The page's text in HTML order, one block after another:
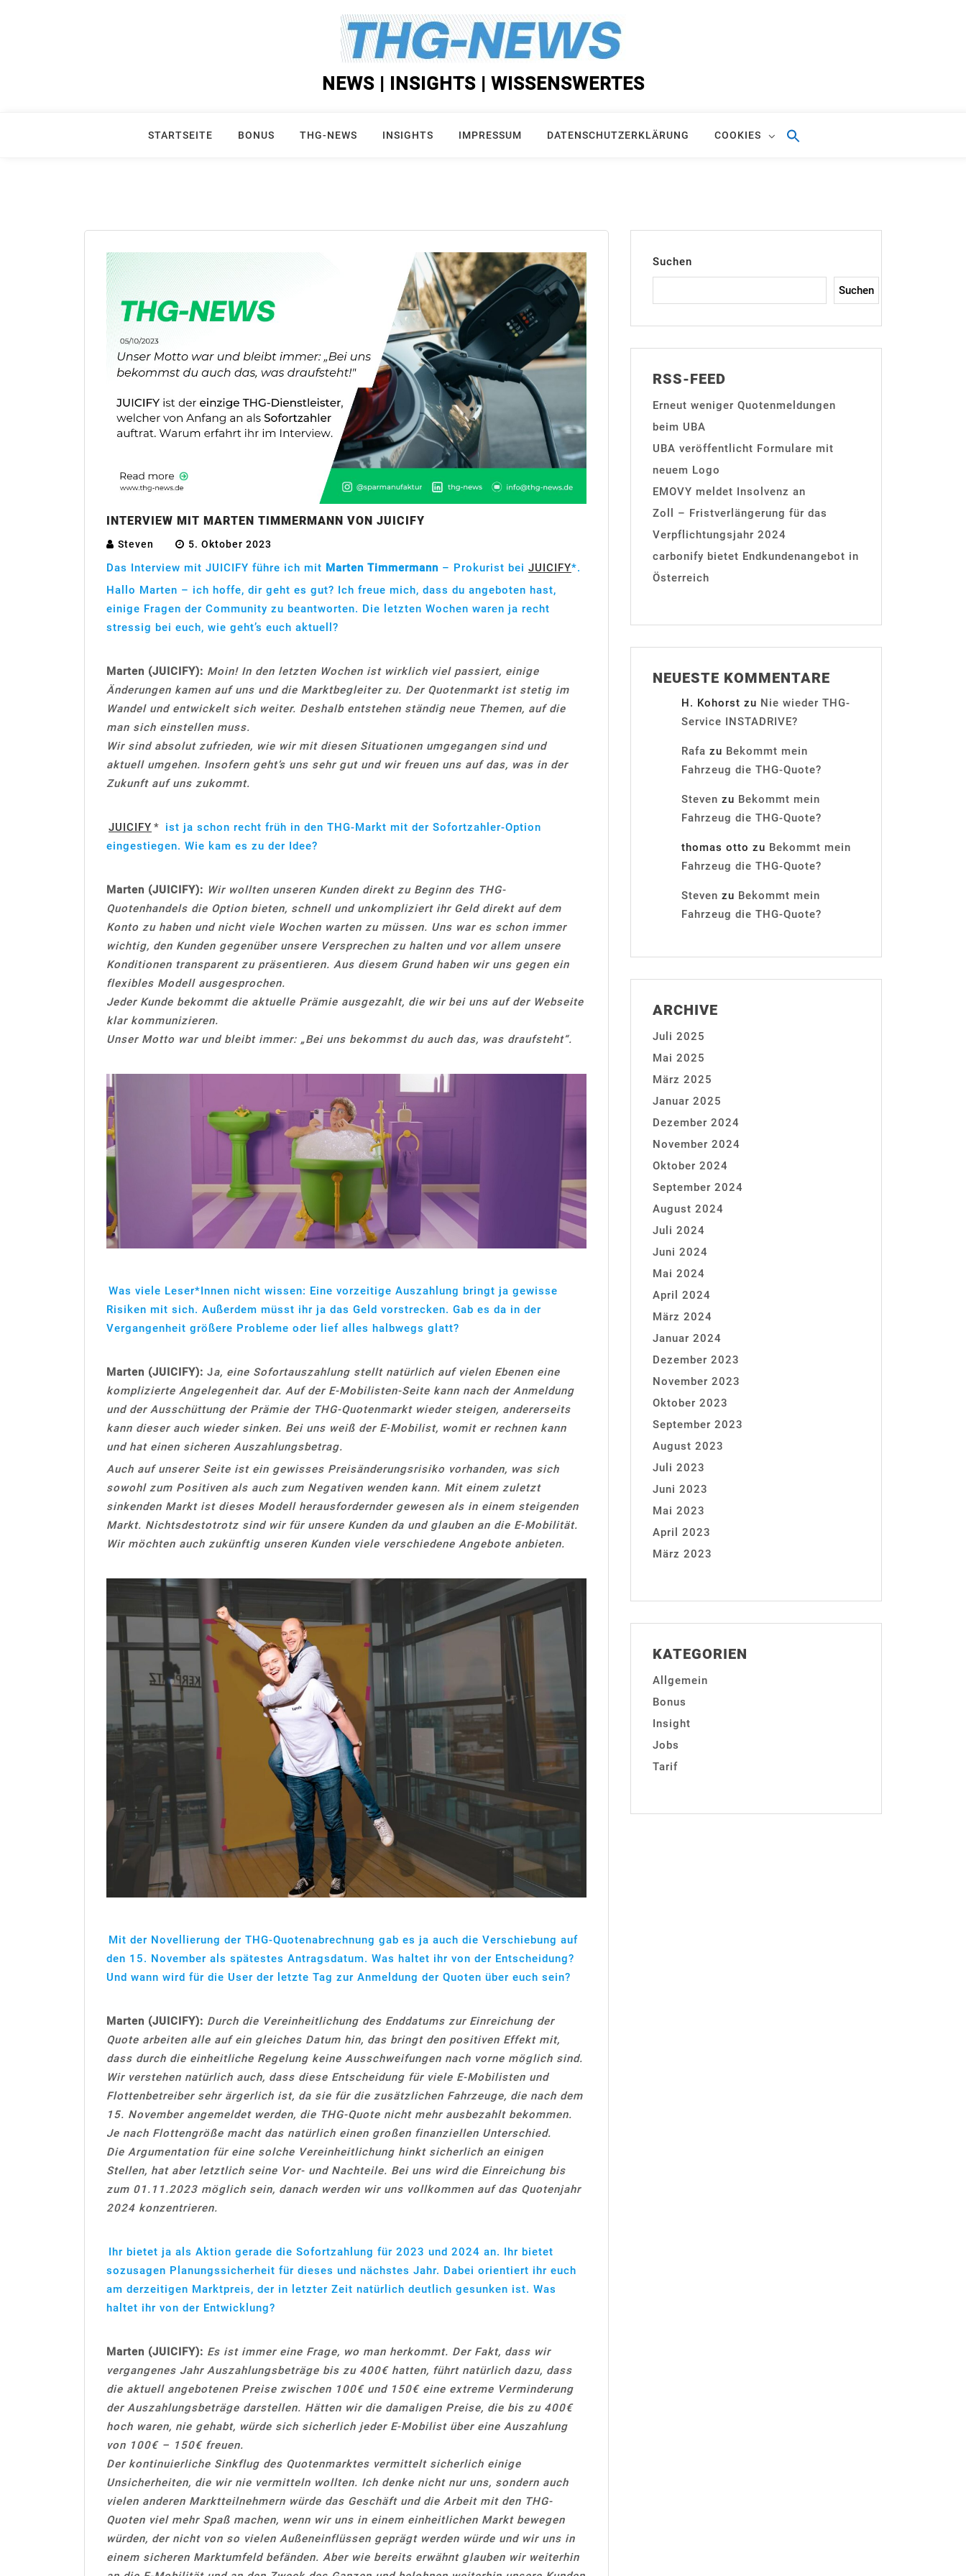
NEWS | INSIGHTS | WISSENSWERTES
STARTSEITE BONUS THG-NEWS INSIGHTS IMPRESSUM DATENSCHUTZERKLÄRUNG COOKIES
INTERVIEW MIT MARTEN TIMMERMANN VON JUICIFY
Steven 5. Oktober 2023
Das Interview mit JUICIFY führe ich mit Marten Timmermann – Prokurist bei JUICIFY*.
Hallo Marten – ich hoffe, dir geht es gut? Ich freue mich, dass du angeboten hast,
einige Fragen der Community zu beantworten. Die letzten Wochen waren ja recht
stressig bei euch, wie geht’s euch aktuell?
Marten (JUICIFY): Moin! In den letzten Wochen ist wirklich viel passiert, einige
Änderungen kamen auf uns und die Marktbegleiter zu. Der Quotenmarkt ist stetig im
Wandel und entwickelt sich weiter. Deshalb entstehen ständig neue Themen, auf die
man sich einstellen muss.
Wir sind absolut zufrieden, wie wir mit diesen Situationen umgegangen sind und
aktuell umgehen. Insofern geht’s uns sehr gut und wir freuen uns auf das, was in der
Zukunft auf uns zukommt.
JUICIFY * ist ja schon recht früh in den THG-Markt mit der Sofortzahler-Option
eingestiegen. Wie kam es zu der Idee?
Marten (JUICIFY): Wir wollten unseren Kunden direkt zu Beginn des THG-
Quotenhandels die Option bieten, schnell und unkompliziert ihr Geld direkt auf dem
Konto zu haben und nicht viele Wochen warten zu müssen. Uns war es schon immer
wichtig, den Kunden gegenüber unsere Versprechen zu halten und vor allem unsere
Konditionen transparent zu präsentieren. Aus diesem Grund haben wir uns gegen ein
flexibles Modell ausgesprochen.
Jeder Kunde bekommt die aktuelle Prämie ausgezahlt, die wir bei uns auf der Webseite
klar kommunizieren.
Unser Motto war und bleibt immer: „Bei uns bekommst du auch das, was draufsteht“.
Was viele Leser*Innen nicht wissen: Eine vorzeitige Auszahlung bringt ja gewisse
Risiken mit sich. Außerdem müsst ihr ja das Geld vorstrecken. Gab es da in der
Vergangenheit größere Probleme oder lief alles halbwegs glatt?
Marten (JUICIFY): Ja, eine Sofortauszahlung stellt natürlich auf vielen Ebenen eine
komplizierte Angelegenheit dar. Auf der E-Mobilisten-Seite kann nach der Anmeldung
und der Ausschüttung der Prämie der THG-Quotenmarkt wieder steigen, andererseits
kann dieser auch wieder sinken. Bei uns weiß der E-Mobilist, womit er rechnen kann
und hat einen sicheren Auszahlungsbetrag.
Auch auf unserer Seite ist ein gewisses Preisänderungsrisiko vorhanden, was sich
sowohl zum Positiven als auch zum Negativen wenden kann. Mit einem zuletzt
sinkenden Markt ist dieses Modell herausfordernder gewesen als in einem steigenden
Markt. Nichtsdestotrotz sind wir für unsere Kunden da und glauben an die E-Mobilität.
Wir möchten auch zukünftig unseren Kunden viele verschiedene Angebote anbieten.
Mit der Novellierung der THG-Quotenabrechnung gab es ja auch die Verschiebung auf
den 15. November als spätestes Antragsdatum. Was haltet ihr von der Entscheidung?
Und wann wird für die User der letzte Tag zur Anmeldung der Quoten über euch sein?
Marten (JUICIFY): Durch die Vereinheitlichung des Enddatums zur Einreichung der
Quote arbeiten alle auf ein gleiches Datum hin, das bringt den positiven Effekt mit,
dass durch die einheitliche Regelung keine Ausschweifungen nach vorne möglich sind.
Wir verstehen natürlich auch, dass diese Entscheidung für viele E-Mobilisten und
Flottenbetreiber sehr ärgerlich ist, da sie für die zusätzlichen Fahrzeuge, die nach dem
15. November angemeldet werden, die THG-Quote nicht mehr ausbezahlt bekommen.
Je nach Flottengröße macht das natürlich einen großen finanziellen Unterschied.
Die Argumentation für eine solche Vereinheitlichung hinkt sicherlich an einigen
Stellen, hat aber letztlich seine Vor- und Nachteile. Bei uns wird die Einreichung bis
zum 01.11.2023 möglich sein, danach werden wir uns vollkommen auf das Quotenjahr
2024 konzentrieren.
Ihr bietet ja als Aktion gerade die Sofortzahlung für 2023 und 2024 an. Ihr bietet
sozusagen Planungssicherheit für dieses und nächstes Jahr. Dabei orientiert ihr euch
am derzeitigen Marktpreis, der in letzter Zeit natürlich deutlich gesunken ist. Was
haltet ihr von der Entwicklung?
Marten (JUICIFY): Es ist immer eine Frage, wo man herkommt. Der Fakt, dass wir
vergangenes Jahr Auszahlungsbeträge bis zu 400€ hatten, führt natürlich dazu, dass
die aktuell angebotenen Preise zwischen 100€ und 150€ eine extreme Verminderung
der Auszahlungsbeträge darstellen. Hätten wir die damaligen Preise, die bis zu 400€
hoch waren, nie gehabt, würde sich sicherlich jeder E-Mobilist über eine Auszahlung
von 100€ – 150€ freuen.
Der kontinuierliche Sinkflug des Quotenmarktes vermittelt sicherlich einige
Unsicherheiten, die wir nie vermitteln wollten. Ich denke nicht nur uns, sondern auch
vielen anderen Marktteilnehmern würde das Geschäft und die Arbeit mit den THG-
Quoten viel mehr Spaß machen, wenn wir uns in einem einheitlichen Markt bewegen
würden, der nicht von so vielen Außeneinflüssen geprägt werden würde und wir uns in
einem sicheren Marktumfeld befänden. Aber wie bereits erwähnt glauben wir weiterhin
Suchen
Suchen
RSS-FEED
Erneut weniger Quotenmeldungen
beim UBA
UBA veröffentlicht Formulare mit
neuem Logo
EMOVY meldet Insolvenz an
Zoll – Fristverlängerung für das
Verpflichtungsjahr 2024
carbonify bietet Endkundenangebot in
Österreich
NEUESTE KOMMENTARE
H. Kohorst zu Nie wieder THG-
Service INSTADRIVE?
Rafa zu Bekommt mein
Fahrzeug die THG-Quote?
Steven zu Bekommt mein
Fahrzeug die THG-Quote?
thomas otto zu Bekommt mein
Fahrzeug die THG-Quote?
Steven zu Bekommt mein
Fahrzeug die THG-Quote?
ARCHIVE
Juli 2025
Mai 2025
März 2025
Januar 2025
Dezember 2024
November 2024
Oktober 2024
September 2024
August 2024
Juli 2024
Juni 2024
Mai 2024
April 2024
März 2024
Januar 2024
Dezember 2023
November 2023
Oktober 2023
September 2023
August 2023
Juli 2023
Juni 2023
Mai 2023
April 2023
März 2023
KATEGORIEN
Allgemein
Bonus
Insight
Jobs
Tarif